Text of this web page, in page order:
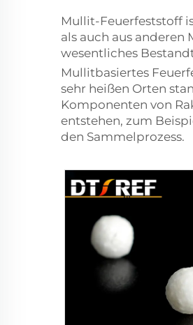
Mullit-Feuerfeststoff
als auch aus anderen
wesentliches
Mullitbasiertes
sehr heißen Orten
Komponenten von
entstehen, zum
den Sammelprozess.